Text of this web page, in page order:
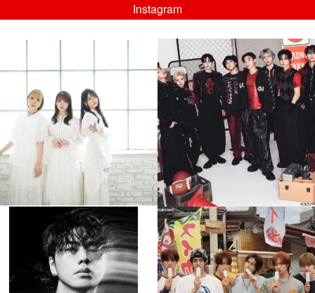
Instagram
...
8月 4
4 0
musicjapantv
💡08/05(水)23:00特番放送！
...
8月 4
4 0
musicjapantv
💡8月特番放送決定！
...
8月 4
477 0
musicjapantv
💡8月特番放送決定！
...
8月 4
6 0